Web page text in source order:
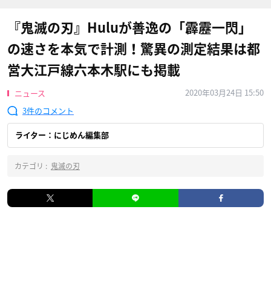
『鬼滅の刃』Huluが善逸の「霹靂一閃」
の速さを本気で計測！驚異の測定結果は都
営大江戸線六本木駅にも掲載
ニュース
2020年03月24日 15:50
3
ライター：にじめん編集部
カテゴリ : 鬼滅の刃